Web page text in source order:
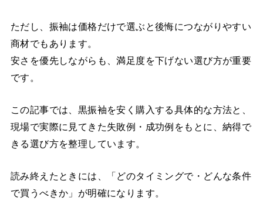
ただし、振袖は価格だけで選ぶと後悔につながりやすい
商材でもあります。
安さを優先しながらも、満足度を下げない選び方が重要
です。
この記事では、黒振袖を安く購入する具体的な方法と、
現場で実際に見てきた失敗例・成功例をもとに、納得で
きる選び方を整理しています。
読み終えたときには、「どのタイミングで・どんな条件
で買うべきか」が明確になります。